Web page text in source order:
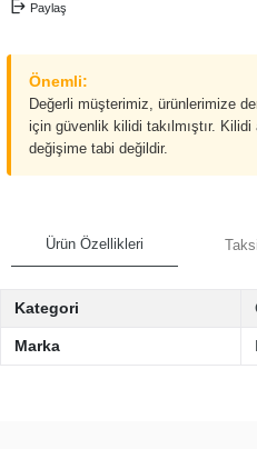
Paylaş
Önemli:
Değerli müşterimiz, ürünlerimize
için güvenlik kilidi takılmıştır. Kilidi
değişime tabi değildir.
Ürün Özellikleri
Kategori
Marka